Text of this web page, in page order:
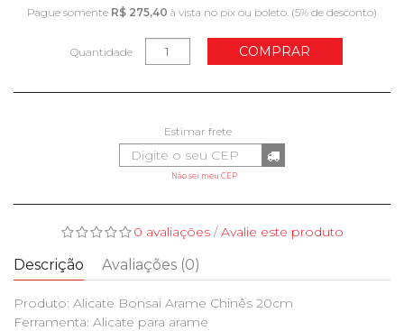
Pague somente R$ 275,40 à vista no pix ou boleto. (5% de desconto)
Quantidade COMPRAR
Não sei meu CEP
0 avaliações/Avalie este produto
Descrição Avaliações (0)
Produto: Alicate Bonsai Arame Chinês 20cm
Ferramenta: Alicate para arame